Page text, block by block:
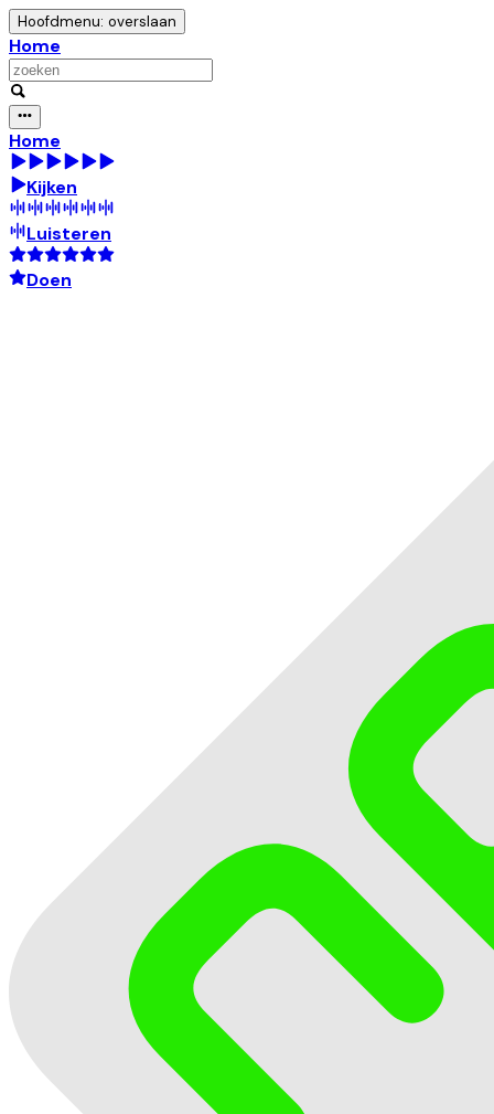
Hoofdmenu: overslaan
Home
Home
Kijken
Luisteren
Doen